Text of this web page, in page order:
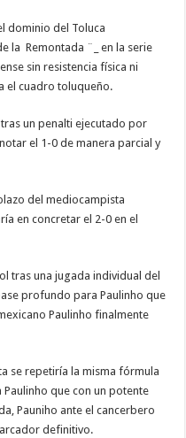
dominio del Toluca
la Remontada ¨_ en la serie
sin resistencia física ni
el cuadro toluqueño.
un penalti ejecutado por
el 1-0 de manera parcial y
del mediocampista
en concretar el 2-0 en el
tras una jugada individual del
profundo para Paulinho que
Paulinho finalmente
se repetiría la misma fórmula
Paulinho que con un potente
Pauniho ante el cancerbero
definitivo.